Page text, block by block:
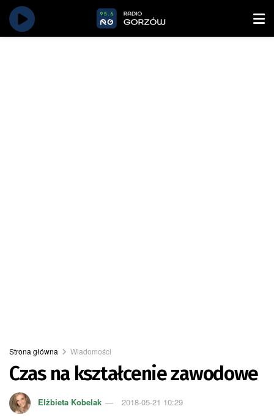
Strona główna Wiadomości
Czas na kształcenie zawodowe
Elżbieta Kobelak 2018-05-21 10:29